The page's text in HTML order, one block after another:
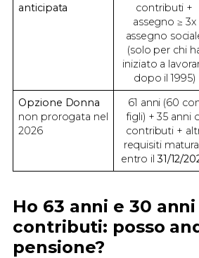
anticipata
contributi +
assegno ≥ 3x
assegno
(solo per chi
iniziato a
dopo il 1995)
Opzione Donna
non prorogata nel
2026
61 anni (60
figli) + 35 anni
contributi +
requisiti
entro il31/12/
Ho 63 anni e 30
contributi: posso
pensione?